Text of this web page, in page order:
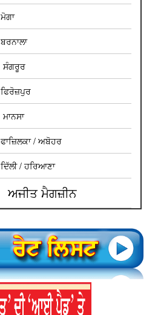
ਮੋਗਾ
ਬਰਨਾਲਾ
ਸੰਗਰੂਰ
ਫਿਰੋਜ਼ਪੁਰ
ਮਾਨਸਾ
ਫਾਜ਼ਿਲਕਾ / ਅਬੋਹਰ
ਦਿੱਲੀ / ਹਰਿਆਣਾ
ਅਜੀਤ ਮੈਗਜ਼ੀਨ